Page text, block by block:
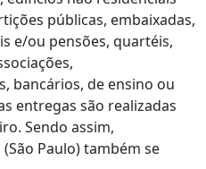
públicas, embaixadas,
e/ou pensões, quartéis,
bancários, de ensino ou
entregas são realizadas
Sendo assim,
Paulo) também se